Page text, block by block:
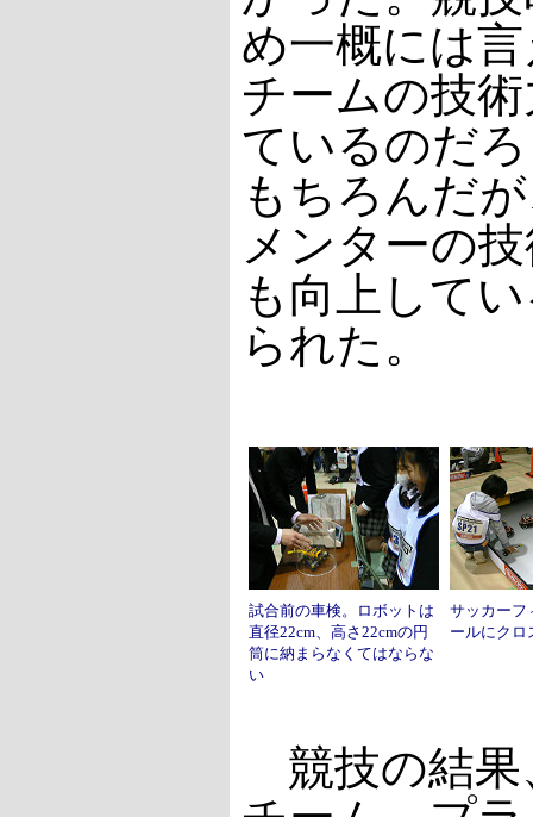
め一概には
チームの技
ているのだ
もちろんだ
メンターの
も向上して
られた。
試合前の車検。ロボットは
直径22cm、高さ22cmの円
筒に納まらなくてはならな
い
サッカーフ
ールにクロ
競技の結果